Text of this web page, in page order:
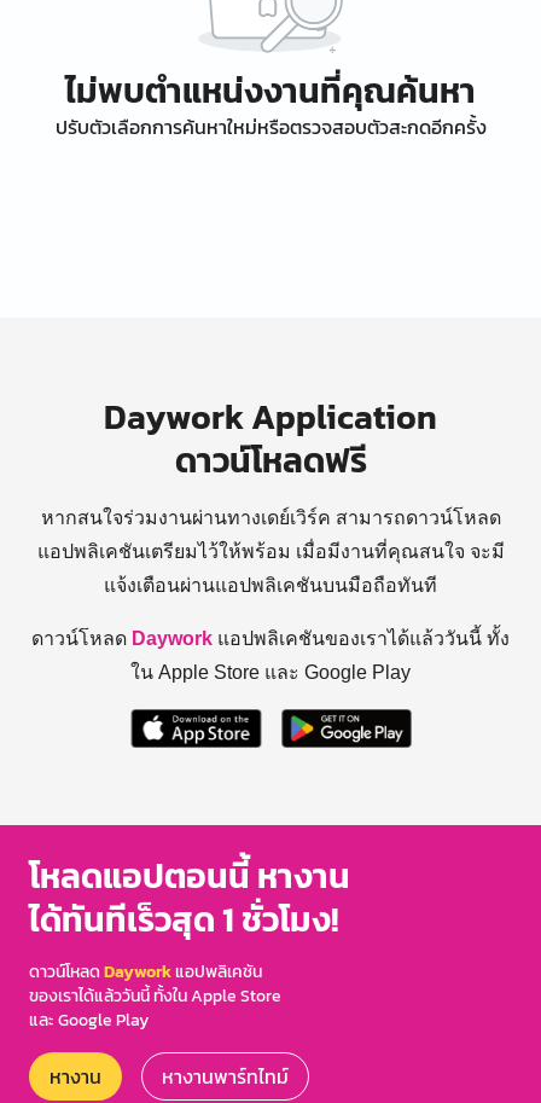
ไม่พบตำแหน่งงานที่คุณค้นหา
ปรับตัวเลือกการค้นหาใหม่หรือตรวจสอบตัวสะกดอีกครั้ง
Daywork Application
ดาวน์โหลดฟรี
หากสนใจร่วมงานผ่านทางเดย์เวิร์ค สามารถดาวน์โหลด
แอปพลิเคชันเตรียมไว้ให้พร้อม เมื่อมีงานที่คุณสนใจ จะมี
แจ้งเตือนผ่านแอปพลิเคชันบนมือถือทันที
ดาวน์โหลด Daywork แอปพลิเคชันของเราได้แล้ววันนี้ ทั้ง
ใน Apple Store และ Google Play
โหลดแอปตอนนี้ หางาน
ได้ทันทีเร็วสุด 1 ชั่วโมง!
ดาวน์โหลดDayworkแอปพลิเคชัน
ของเราได้แล้ววันนี้ ทั้งใน Apple Store
และ Google Play
หางาน หางานพาร์ทไทม์